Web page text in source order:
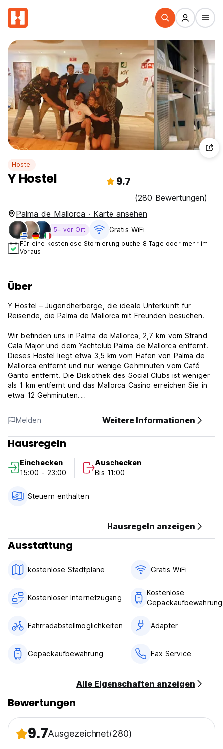
Hostel
Y Hostel 9.7
(280 Bewertungen)
Palma de Mallorca · Karte ansehen
5+ vor Ort Gratis WiFi
Für eine kostenlose Stornierung buche 8 Tage oder mehr im
Voraus
Über
Y Hostel – Jugendherberge, die ideale Unterkunft für
Reisende, die Palma de Mallorca mit Freunden besuchen.
Wir befinden uns in Palma de Mallorca, 2,7 km vom Strand
Cala Major und dem Yachtclub Palma de Mallorca entfernt.
Dieses Hostel liegt etwa 3,5 km vom Hafen von Palma de
Mallorca entfernt und nur wenige Gehminuten vom Café
Garito entfernt. Die Diskothek des Social Clubs ist weniger
als 1 km entfernt und das Mallorca Casino erreichen Sie in
etwa 12 Gehminuten.
und wir bieten im gesamten Gebäude kostenloses WLAN.
Die Unterkunft verfügt über eine Gemeinschaftslounge,
einen Concierge-Service und organisiert Touren für die
Gäste. Eine Terrasse mit sehr angenehmer Atmosphäre!
Die Hostelzimmer verfügen über eine Terrasse. Alle Zimmer
verfügen über eine Mikrowelle.
Touristenlizenz XIJMa/016
Melden Weitere Informationen
Hausregeln
Einchecken
15:00 - 23:00
Auschecken
Bis 11:00
Steuern enthalten
Hausregeln anzeigen
Ausstattung
kostenlose Stadtpläne Gratis WiFi
Kostenloser Internetzugang
Kostenlose
Gepäckaufbewahrung
Fahrradabstellmöglichkeiten Adapter
Gepäckaufbewahrung Fax Service
Alle Eigenschaften anzeigen
Bewertungen
9.7Ausgezeichnet(280)